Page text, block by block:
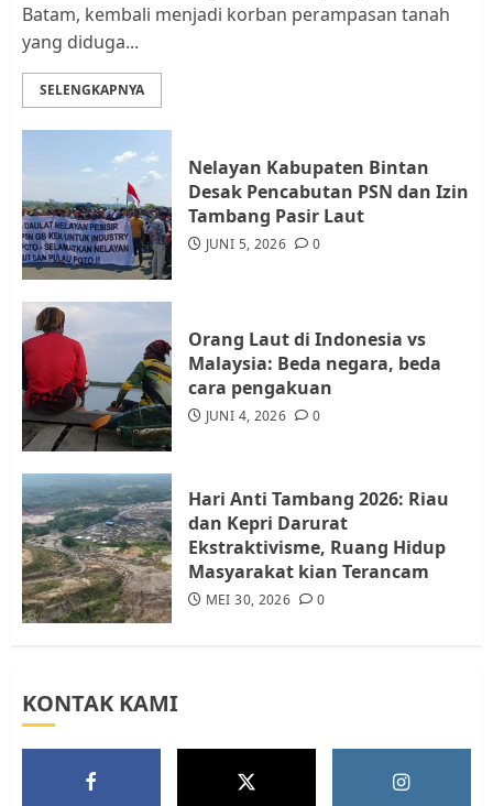
4
Warga Rempang Ajukan
Audiensi dengan Wali Kota
5
Tim Advokasi Desak BP Batam
Berhenti Merampas Tanah
Batam, kembali menjadi korban perampasan tanah
yang diduga...
SELENGKAPNYA
Nelayan Kabupaten Bintan
Desak Pencabutan PSN dan Izin
Tambang Pasir Laut
JUNI 5, 2026 0
Orang Laut di Indonesia vs
Malaysia: Beda negara, beda
cara pengakuan
JUNI 4, 2026 0
Hari Anti Tambang 2026: Riau
dan Kepri Darurat
Ekstraktivisme, Ruang Hidup
Masyarakat kian Terancam
MEI 30, 2026 0
KONTAK KAMI